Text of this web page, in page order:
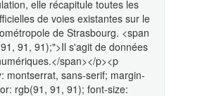
elle récapitule toutes les
de voies existantes sur le
de Strasbourg. <span
91, 91);">Il s'agit de données
span></p><p
montserrat, sans-serif; margin-
rgb(91, 91, 91); font-size: